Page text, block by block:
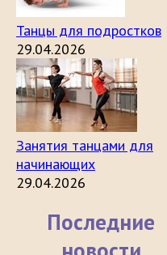
Танцы для подростков
29.04.2026
Занятия танцами для
начинающих
29.04.2026
Последние